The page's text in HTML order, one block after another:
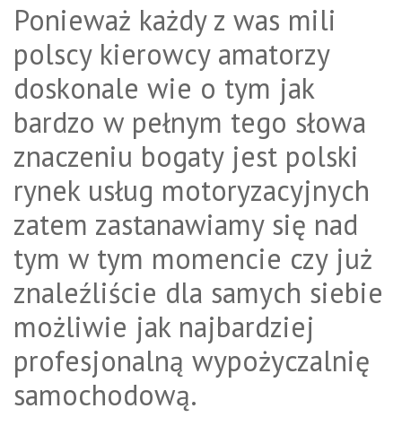
Ponieważ każdy z was mili
polscy kierowcy amatorzy
doskonale wie o tym jak
bardzo w pełnym tego słowa
znaczeniu bogaty jest polski
rynek usług motoryzacyjnych
zatem zastanawiamy się nad
tym w tym momencie czy już
znaleźliście dla samych siebie
możliwie jak najbardziej
profesjonalną wypożyczalnię
samochodową.